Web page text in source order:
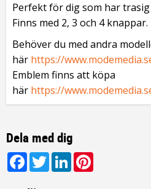
Perfekt för dig som har
Finns med 2, 3 och 4 knappar.
Behöver du med andra
här https://
Emblem finns att köpa
här https://
Dela med dig
Facebook
TwitterLinkedIn